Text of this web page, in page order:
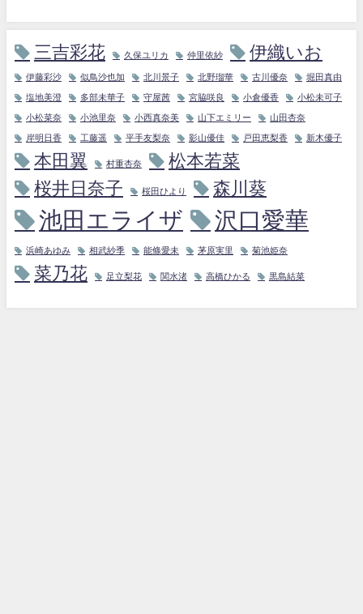
三吉彩花 久保ユリカ 仲里依紗 伊織いお
伊藤彩沙 似鳥沙也加 北川景子 北野瑠華 古川優奈 堀田真由
塩地美澄 多部未華子 守屋茜 宮脇咲良 小倉優香 小松未可子
小松菜奈 小池里奈 小西真奈美 山下エミリー 山田杏奈
岸明日香 工藤遥 平手友梨奈 影山優佳 戸田恵梨香 新木優子
本田翼 村重杏奈
松本若菜
桜井日奈子
桜田ひより 森川葵
池田エライザ 沢口愛華
浜崎あゆみ 相武紗季 能條愛未 茅原実里 菊池姫奈
菜乃花 足立梨花 関水渚 高橋ひかる 黒島結菜